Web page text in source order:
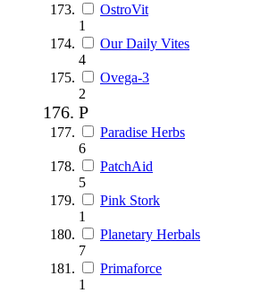
OstroVit
1
Our Daily Vites
4
Ovega-3
2
P
Paradise Herbs
6
PatchAid
5
Pink Stork
1
Planetary Herbals
7
Primaforce
1